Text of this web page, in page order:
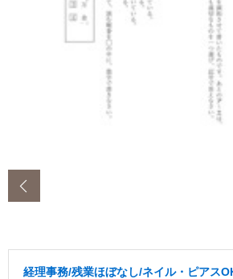
経理事務/残業ほぼなし/ネイル・ピアス